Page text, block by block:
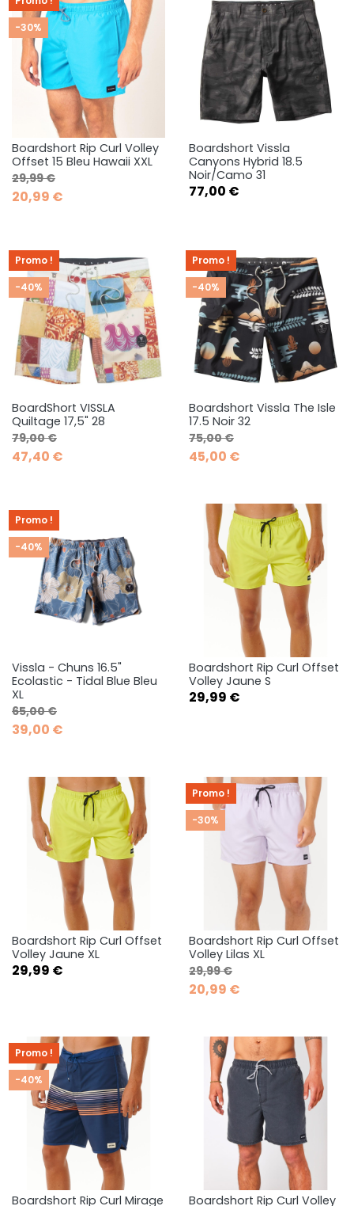
Boardshort Rip Curl Volley
Offset 15 Bleu Hawaii XXL
Prix de base
29,99 €Prix
20,99 €
-30%
Boardshort Vissla
Canyons Hybrid 18.5
Noir/Camo 31
Prix
77,00 €
BoardShort VISSLA
Quiltage 17,5" 28
Prix de base
79,00 €Prix
47,40 €
Promo !
-40%
Boardshort Vissla The Isle
17.5 Noir 32
Prix de base
75,00 €Prix
45,00 €
Promo !
-40%
Vissla - Chuns 16.5"
Ecolastic - Tidal Blue Bleu
XL
Prix de base
65,00 €Prix
39,00 €
Promo !
-40%
Boardshort Rip Curl Offset
Volley Jaune S
Prix
29,99 €
Boardshort Rip Curl Offset
Volley Jaune XL
Prix
29,99 €
Boardshort Rip Curl Offset
Volley Lilas XL
Prix de base
29,99 €Prix
20,99 €
Promo !
-30%
Boardshort Rip Curl Mirage
Promo !
-40%
Boardshort Rip Curl Volley